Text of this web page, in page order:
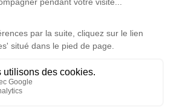
WEEK-END :
06 85 70 19 97